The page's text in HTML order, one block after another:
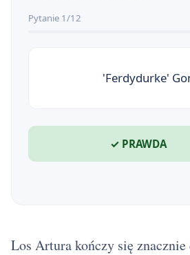
Pytanie 1/12
'Ferdydurke'
✓ PRAWDA
Los Artura kończy się znacznie dramatyczniej. Ginie z ręki Edka, prostackiego